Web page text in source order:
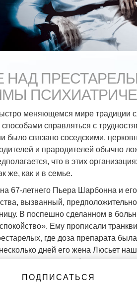
НАД
меняющемся мире традиции
справляться с
было связано соседскими,
и прародителей обычно
что в этих
же, как и в семье.
67-летнего Пьера Шарбонна и
вызванный,
В поспешно сделанном в
Ему прописали
где доза препарата
дней его жена Люсьет
на грудь и не способным
ПОДПИСАТЬСЯ